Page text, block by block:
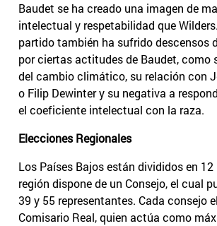
Baudet se ha creado una imagen de
intelectual y respetabilidad que
partido también ha sufrido descensos
por ciertas actitudes de Baudet, como
del cambio climático, su relación con
o Filip Dewinter y su negativa a
el coeficiente intelectual con la raza.
Elecciones Regionales
Los Países Bajos están divididos en 12
región dispone de un Consejo, el cual
39 y 55 representantes. Cada consejo
Comisario Real, quien actúa como